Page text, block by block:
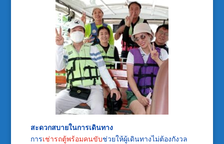
สะดวกสบายในการเดินทาง
การเช่ารถตู้พร้อมคนขับช่วยให้ผู้เดินทางไม่ต้องกังวล